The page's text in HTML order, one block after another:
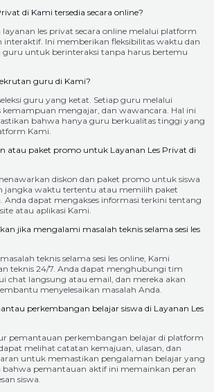
di Kami tersedia secara online?
layanan les privat secara online melalui platform
Ini memberikan fleksibilitas waktu dan
guru untuk berinteraksi tanpa harus bertemu
guru di Kami?
guru yang ketat. Setiap guru melalui
kemampuan mengajar, dan wawancara. Hal ini
bahwa hanya guru berkualitas tinggi yang
Kami.
atau paket promo untuk Layanan Les Privat di
diskon dan paket promo untuk siswa
jangka waktu tertentu atau memilih paket
Anda dapat mengakses informasi terkini tentang
atau aplikasi Kami.
jika mengalami masalah teknis selama sesi les
teknis selama sesi les online, Kami
teknis 24/7. Anda dapat menghubungi tim
chat langsung atau email, dan mereka akan
menyelesaikan masalah Anda.
perkembangan belajar siswa di Layanan Les
pemantauan perkembangan belajar di platform
melihat catatan kemajuan, ulasan, dan
untuk memastikan pengalaman belajar yang
bahwa pemantauan aktif ini memainkan peran
siswa.